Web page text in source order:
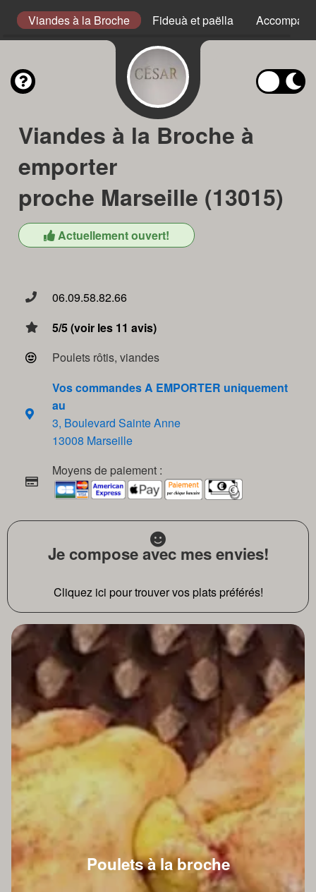
Viandes à la Broche Fideuà et paëlla
Viandes à la Broche à
emporter
proche Marseille (13015)
Actuellement ouvert!
06.09.58.82.66
5/5 (voir les 11 avis)
Poulets rôtis, viandes
Vos commandes A EMPORTER uniquement
au
3, Boulevard Sainte Anne
13008 Marseille
Moyens de paiement :
Je compose avec mes envies!
Cliquez ici pour trouver vos plats préférés!
Poulets à la broche